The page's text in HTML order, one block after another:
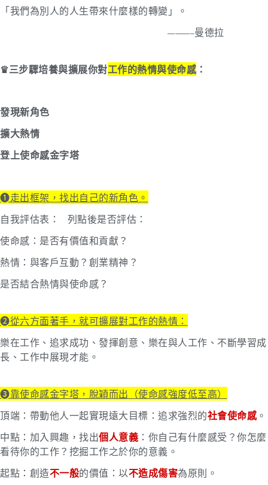
「我們為別人的人生帶來什麼樣的轉變」。
———–曼德拉
♛三步驟培養與擴展你對工作的熱情與使命感：
發現新角色
擴大熱情
登上使命感金字塔
➊走出框架，找出自己的新角色。
自我評估表：
列點後是否評估：
使命感：是否有價值和貢獻？
熱情：與客戶互動？創業精神？
是否結合熱情與使命感？
➋從六方面著手，就可擴展對工作的熱情：
樂在工作、追求成功、發揮創意、樂在與人工作、不斷學習成
長、工作中展現才能。
➌靠使命感金字塔，脫穎而出（使命感強度低至高）
頂端：帶動他人一起實現遠大目標：追求強烈的社會使命感。
中點：加入興趣，找出個人意義 ：你自己有什麼感受？你怎麼
看待你的工作？挖掘工作之於你的意義。
起點：創造不一般的價值：以不造成傷害為原則。